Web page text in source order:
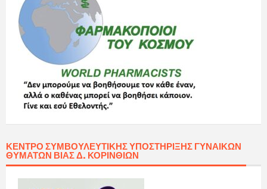
ΚΈΝΤΡΟ ΣΥΜΒΟΥΛΕΥΤΙΚΉΣ ΥΠΟΣΤΉΡΙΞΗΣ ΓΥΝΑΙΚΏΝ
ΘΥΜΆΤΩΝ ΒΊΑΣ Δ. ΚΟΡΙΝΘΊΩΝ